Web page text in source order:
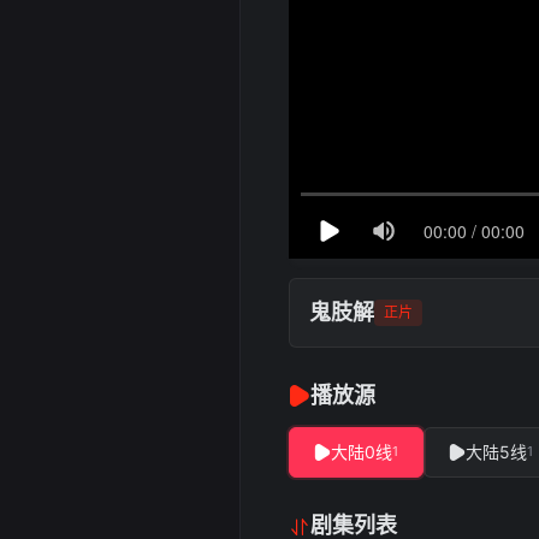
鬼肢解 正片
播放源
大陆0线1 大陆5线1
剧集列表